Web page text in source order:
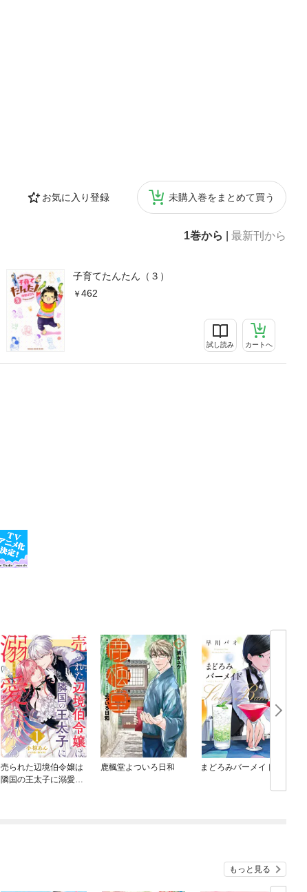
お気に入り登録 未購入巻をまとめて買う
1巻から 最新刊から
子育てたんたん（３）
462
試し読み カートへ
売られた辺境伯令嬢は
隣国の王太子に溺愛さ
鹿楓堂よついろ日和 まどろみバーメイド
もっと見る